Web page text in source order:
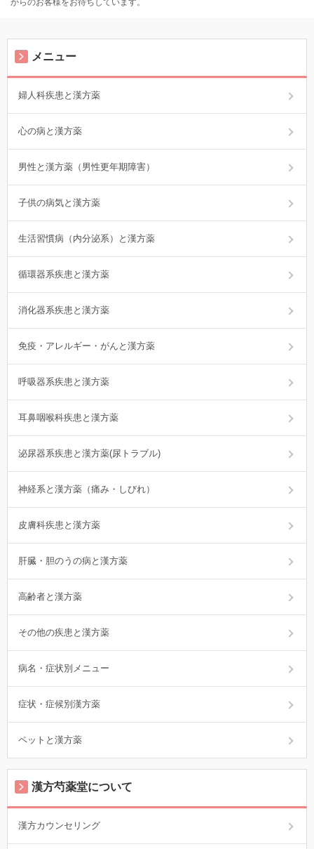
からのお客様をお待ちしています。
メニュー
婦人科疾患と漢方薬
心の病と漢方薬
男性と漢方薬（男性更年期障害）
子供の病気と漢方薬
生活習慣病（内分泌系）と漢方薬
循環器系疾患と漢方薬
消化器系疾患と漢方薬
免疫・アレルギー・がんと漢方薬
呼吸器系疾患と漢方薬
耳鼻咽喉科疾患と漢方薬
泌尿器系疾患と漢方薬(尿トラブル)
神経系と漢方薬（痛み・しびれ）
皮膚科疾患と漢方薬
肝臓・胆のうの病と漢方薬
高齢者と漢方薬
その他の疾患と漢方薬
病名・症状別メニュー
症状・症候別漢方薬
ペットと漢方薬
漢方芍薬堂について
漢方カウンセリング